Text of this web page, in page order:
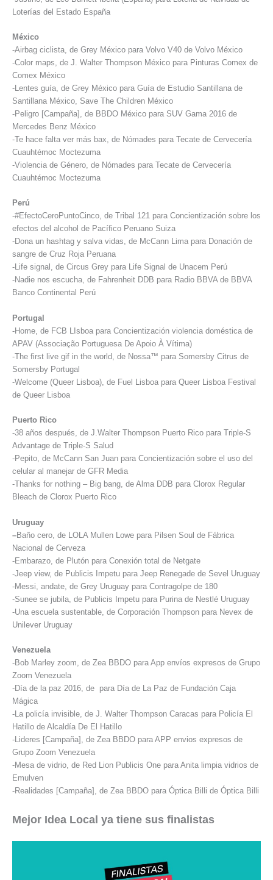
Loterías del Estado España
México
-Airbag ciclista, de Grey México para Volvo V40 de Volvo México
-Color maps, de J. Walter Thompson México para Pinturas Comex de
Comex México
-Lentes guía, de Grey México para Guía de Estudio Santillana de
Santillana México, Save The Children México
-Peligro [Campaña], de BBDO México para SUV Gama 2016 de
Mercedes Benz México
-Te hace falta ver más bax, de Nómades para Tecate de Cervecería
Cuauhtémoc Moctezuma
-Violencia de Género, de Nómades para Tecate de Cervecería
Cuauhtémoc Moctezuma
Perú
-#EfectoCeroPuntoCinco, de Tribal 121 para Concientización sobre los
efectos del alcohol de Pacífico Peruano Suiza
-Dona un hashtag y salva vidas, de McCann Lima para Donación de
sangre de Cruz Roja Peruana
-Life signal, de Circus Grey para Life Signal de Unacem Perú
-Nadie nos escucha, de Fahrenheit DDB para Radio BBVA de BBVA
Banco Continental Perú
Portugal
-Home, de FCB LIsboa para Concientización violencia doméstica de
APAV (Associação Portuguesa De Apoio À Vítima)
-The first live gif in the world, de Nossa™ para Somersby Citrus de
Somersby Portugal
-Welcome (Queer Lisboa), de Fuel Lisboa para Queer Lisboa Festival
de Queer Lisboa
Puerto Rico
-38 años después, de J.Walter Thompson Puerto Rico para Triple-S
Advantage de Triple-S Salud
-Pepito, de McCann San Juan para Concientización sobre el uso del
celular al manejar de GFR Media
-Thanks for nothing – Big bang, de Alma DDB para Clorox Regular
Bleach de Clorox Puerto Rico
Uruguay
–Baño cero, de LOLA Mullen Lowe para Pilsen Soul de Fábrica
Nacional de Cerveza
-Embarazo, de Plutón para Conexión total de Netgate
-Jeep view, de Publicis Impetu para Jeep Renegade de Sevel Uruguay
-Messi, andate, de Grey Uruguay para Contragolpe de 180
-Sunee se jubila, de Publicis Impetu para Purina de Nestlé Uruguay
-Una escuela sustentable, de Corporación Thompson para Nevex de
Unilever Uruguay
Venezuela
-Bob Marley zoom, de Zea BBDO para App envíos expresos de Grupo
Zoom Venezuela
-Día de la paz 2016, de para Día de La Paz de Fundación Caja
Mágica
-La policía invisible, de J. Walter Thompson Caracas para Policía El
Hatillo de Alcaldía De El Hatillo
-Lideres [Campaña], de Zea BBDO para APP envios expresos de
Grupo Zoom Venezuela
-Mesa de vidrio, de Red Lion Publicis One para Anita limpia vidrios de
Emulven
-Realidades [Campaña], de Zea BBDO para Óptica Billi de Óptica Billi
Mejor Idea Local ya tiene sus finalistas